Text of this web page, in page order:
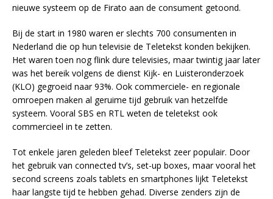
nieuwe systeem op de Firato aan de consument getoond.
Bij de start in 1980 waren er slechts 700 consumenten in
Nederland die op hun televisie de Teletekst konden bekijken.
Het waren toen nog flink dure televisies, maar twintig jaar later
was het bereik volgens de dienst Kijk- en Luisteronderzoek
(KLO) gegroeid naar 93%. Ook commerciele- en regionale
omroepen maken al geruime tijd gebruik van hetzelfde
systeem. Vooral SBS en RTL weten de teletekst ook
commercieel in te zetten.
Tot enkele jaren geleden bleef Teletekst zeer populair. Door
het gebruik van connected tv’s, set-up boxes, maar vooral het
second screens zoals tablets en smartphones lijkt Teletekst
haar langste tijd te hebben gehad. Diverse zenders zijn de